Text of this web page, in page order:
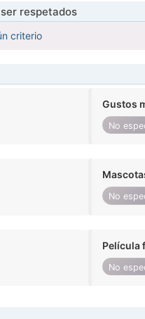
respetados
criterio
Gustos
No
No
Película
No